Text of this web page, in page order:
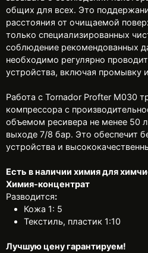
общих для всех. Это
расстояния от очищаемой
только специализированных
соблюдение рекомендованных
необходимо регулярно
устройства, включая промывку
Работа с Tornador Profter M030
компрессора с
объемом ресивера не менее 50
выходе 7/8 бар. Это обеспечит
устройства и
Есть в наличии химия для
Химия-концентрат
Разводится:
Кожа 1: 5
Текстиль, пластик 1:10
Лучшую цену гарантируем!